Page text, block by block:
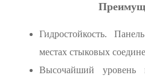
Гидростойкость.
местах стыковых
Высочайший уровень